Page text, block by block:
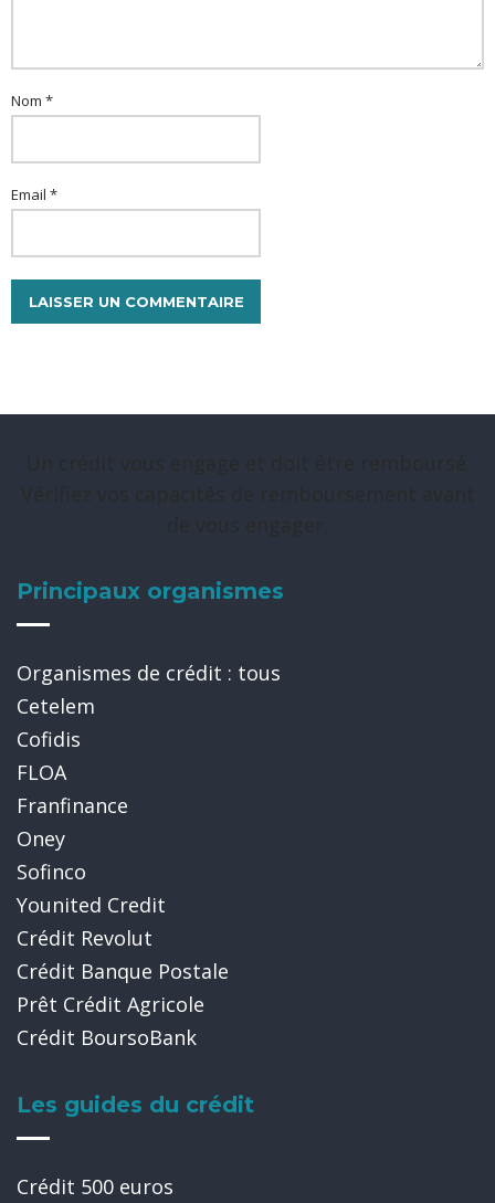
Nom *
Email *
Principaux organismes
Organismes de crédit : tous
Cetelem
Cofidis
FLOA
Franfinance
Oney
Sofinco
Younited Credit
Crédit Revolut
Crédit Banque Postale
Prêt Crédit Agricole
Crédit BoursoBank
Les guides du crédit
Crédit 500 euros